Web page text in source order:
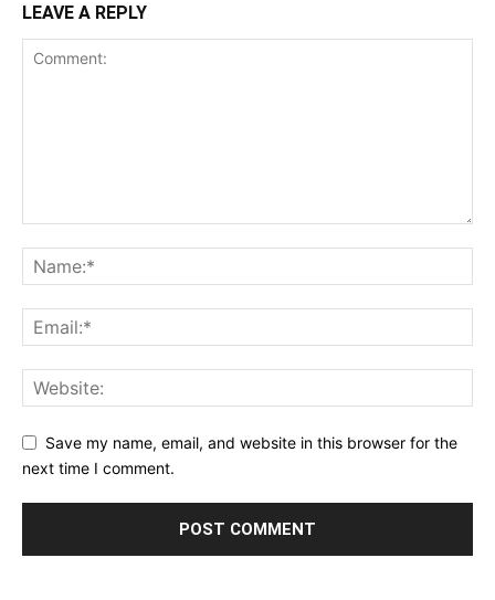
LEAVE A REPLY
Save my name, email, and website in this browser for the
next time I comment.